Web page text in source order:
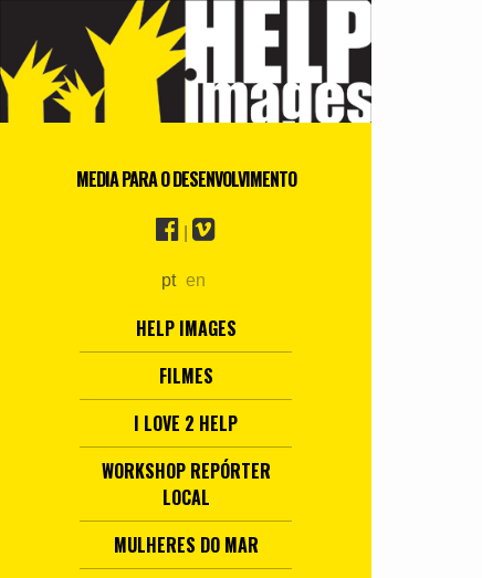
MEDIA PARA O DESENVOLVIMENTO
pt en
HELP IMAGES
FILMES
I LOVE 2 HELP
WORKSHOP REPÓRTER
LOCAL
MULHERES DO MAR